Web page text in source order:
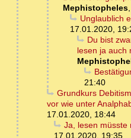
Mephistopheles,
Unglaublich
17.01.2020,
Du bist
lesen ja auch
21:40
Grundkurs
vor wie unter
17.01.2020, 18:44
Ja, lesen müsste
17.01.2020, 19:35